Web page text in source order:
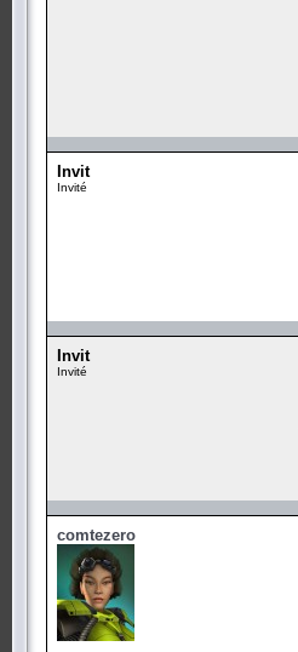
Invit
Invité
Invit
Invité
comtezero